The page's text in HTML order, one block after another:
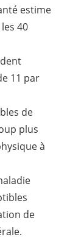
estime
40
11 par
de
plus
à
de